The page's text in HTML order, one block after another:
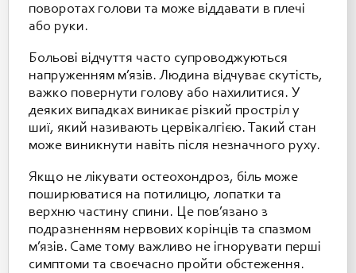
поворотах голови та може віддавати в плечі
або руки.
Больові відчуття часто супроводжуються
напруженням м’язів. Людина відчуває скутість,
важко повернути голову або нахилитися. У
деяких випадках виникає різкий простріл у
шиї, який називають цервікалгією. Такий стан
може виникнути навіть після незначного руху.
Якщо не лікувати остеохондроз, біль може
поширюватися на потилицю, лопатки та
верхню частину спини. Це пов’язано з
подразненням нервових корінців та спазмом
м’язів. Саме тому важливо не ігнорувати перші
симптоми та своєчасно пройти обстеження.